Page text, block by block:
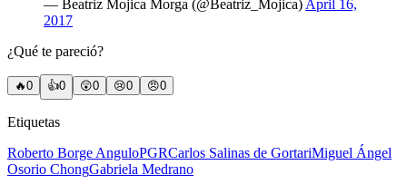
— Beatriz Mojica Morga (@Beatriz_Mojica) April 16,
2017
¿Qué te pareció?
🔥0 👍0 😲0 😢0 😠0
Etiquetas
Roberto Borge AnguloPGRCarlos Salinas de GortariMiguel Ángel
Osorio ChongGabriela Medrano